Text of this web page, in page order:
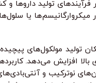
حرفه‌ای
در فرآیندهای تولید
تولید مولکول‌های
افزایش می‌دهد.
نوترکیب و